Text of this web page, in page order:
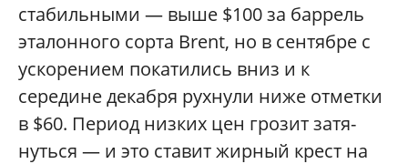
стабильными — выше $100 за баррель
эталонного сорта Brent, но в сентябре с
ускорением покатились вниз и к
середине декабря рухнули ниже отметки
в $60. Период низких цен грозит затя-
нуться — и это ставит жирный крест на